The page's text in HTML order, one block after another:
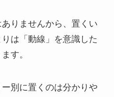
りませんから、置くい
は「動線」を意識した
す。
別に置くのは分かりや